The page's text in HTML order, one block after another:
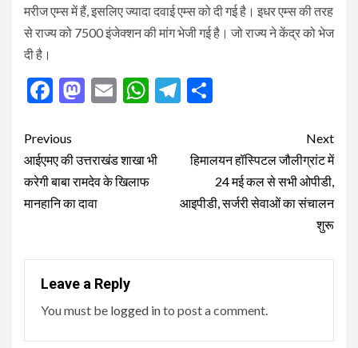
मरीज एम्स में हैं, इसलिए ज्यादा दवाई एम्स को दी गई है। इधर एम्स की तरह
से राज्य को 7500 इंजेक्शन की मांग भेजी गई है। जो राज्य ने केंद्र को भेज
दी है।
Facebook
Mastodon
EmailWhatsApp
Telegram
Post
navigation
Previous
आईएमए की उत्तराखंड शाखा भी
करेगी बाबा रामदेव के खिलाफ
मानहानि का दावा
Next
हिमालयन हॉस्पिटल जौलीग्रांट में
24 मई कल से सभी ओपीडी,
आइपीडी, सर्जरी सेवाओं का संचालन
शुरू
Leave a Reply
You must be logged into post a comment.